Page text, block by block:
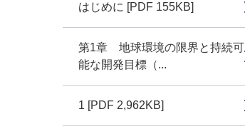
はじめに [PDF 155KB]
第1章 地球環境の限界と持続可
能な開発目標（...
1 [PDF 2,962KB]